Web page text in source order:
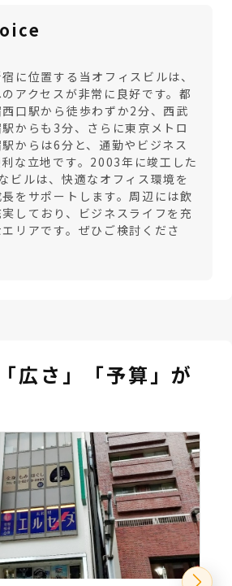
に位置する当オフィスビルは、
アクセスが非常に良好です。都
口駅から徒歩わずか2分、西武
からも3分、さらに東京メトロ
からは6分と、通勤やビジネス
な立地です。2003年に竣工した
ビルは、快適なオフィス環境を
をサポートします。周辺には飲
しており、ビジネスライフを充
リアです。ぜひご検討くださ
広さ」「予算」が